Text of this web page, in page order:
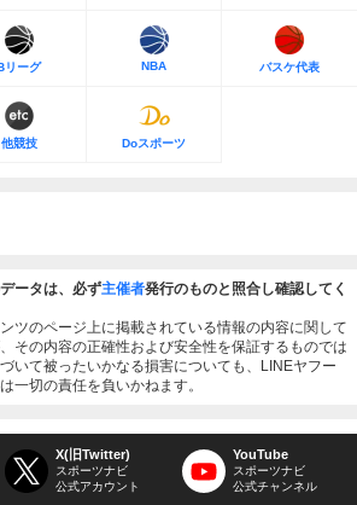
リーグ NBA バスケ代表
他競技 Doスポーツ
ータは、必ず主催者発行のものと照合し確認してく
ツのページ上に掲載されている情報の内容に関して
その内容の正確性および安全性を保証するものでは
いて被ったいかなる損害についても、LINEヤフー
一切の責任を負いかねます。
X(旧Twitter)
スポーツナビ
公式アカウント
YouTube
スポーツナビ
公式チャンネル